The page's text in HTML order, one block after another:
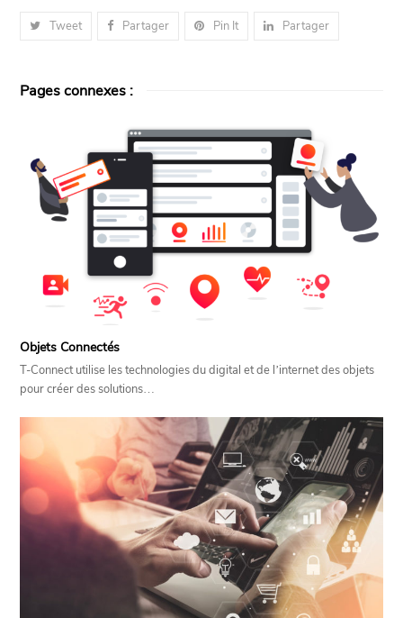
Tweet Partager Pin It Partager
Pages connexes :
Objets Connectés
T-Connect utilise les technologies du digital et de l’internet des objets
pour créer des solutions…